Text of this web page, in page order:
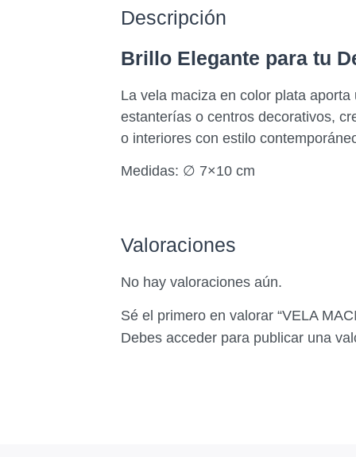
Descripción
Brillo Elegante para tu
La vela maciza en color plata
estanterías o centros decorativos,
o interiores con estilo
Medidas: ∅ 7×10 cm
Valoraciones
No hay valoraciones aún.
Sé el primero en valorar “VELA
Debes acceder para publicar una